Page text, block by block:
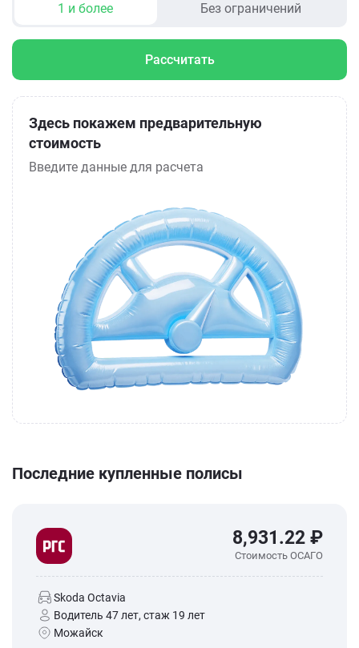
1 и более Без ограничений
Рассчитать
Здесь покажем предварительную
стоимость
Введите данные для расчета
Последние купленные полисы
8,931.22 ₽
Стоимость ОСАГО
Skoda Octavia
Водитель 47 лет, стаж 19 лет
Можайск